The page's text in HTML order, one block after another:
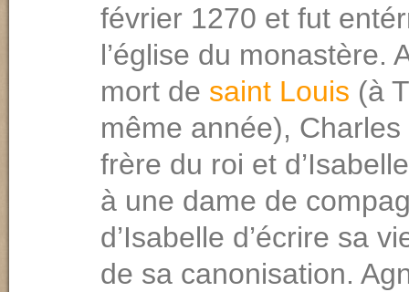
février 1270 et fut
l’église du monastère.
mort de saint Louis (à
même année), Charles
frère du roi et
à une dame de
d’Isabelle d’écrire sa
de sa canonisation.